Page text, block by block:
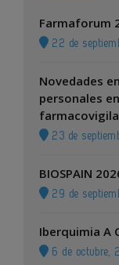
Farmaforum
22 de
Novedades
personales
23 de
BIOSPAIN
29 de
Iberquimia A
6 de octubre,